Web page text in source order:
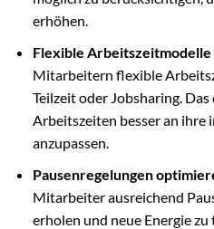
erhöhen.
Flexible Arbeitszeitmodelle
Mitarbeitern flexible
Teilzeit oder Jobsharing.
Arbeitszeiten besser an ihre
anzupassen.
Pausenregelungen
Mitarbeiter ausreichend
erholen und neue Energie